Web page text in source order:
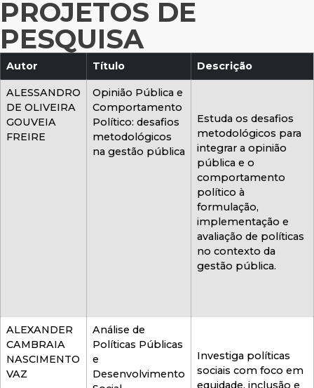
PROJETOS DE
PESQUISA
Autor Título Descrição
ALESSANDRO
DE OLIVEIRA
GOUVEIA
FREIRE
Opinião Pública e
Comportamento
Político: desafios
metodológicos
na gestão pública
Estuda os desafios
metodológicos para
integrar a opinião
pública e o
comportamento
político à
formulação,
implementação e
avaliação de políticas
no contexto da
gestão pública.
ALEXANDER
CAMBRAIA
NASCIMENTO
VAZ
Análise de
Políticas Públicas
e
Desenvolvimento
Investiga políticas
sociais com foco em
equidade, inclusão e